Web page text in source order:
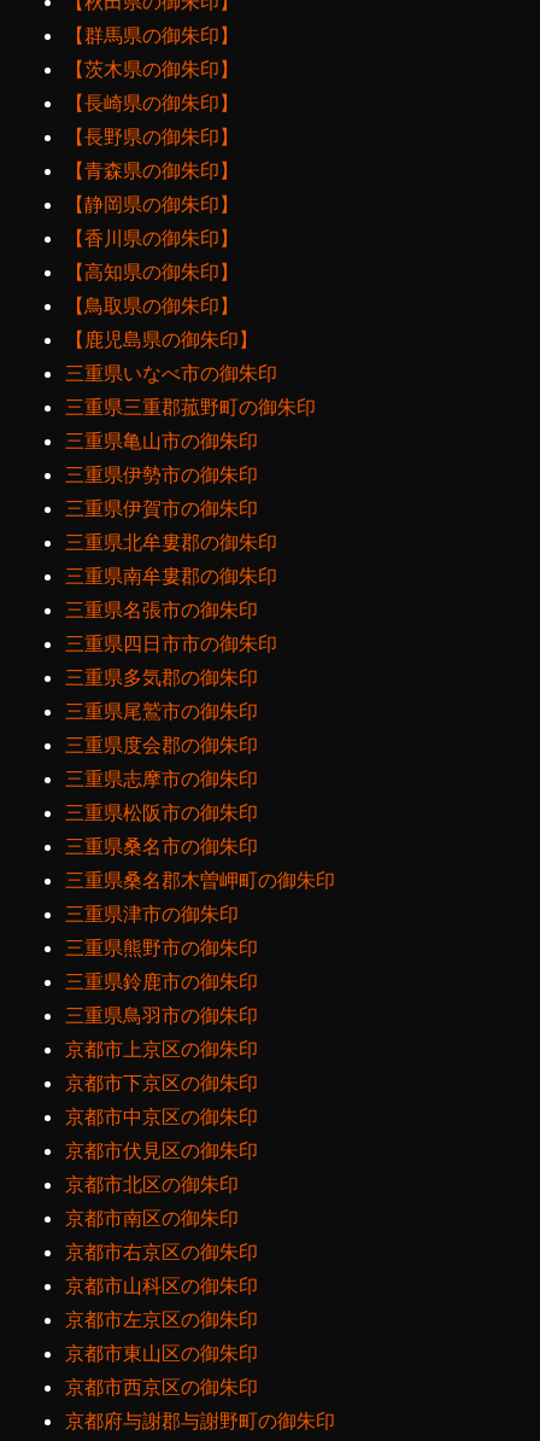
【群馬県の御朱印】
【茨木県の御朱印】
【長崎県の御朱印】
【長野県の御朱印】
【青森県の御朱印】
【静岡県の御朱印】
【香川県の御朱印】
【高知県の御朱印】
【鳥取県の御朱印】
【鹿児島県の御朱印】
三重県いなべ市の御朱印
三重県三重郡菰野町の御朱印
三重県亀山市の御朱印
三重県伊勢市の御朱印
三重県伊賀市の御朱印
三重県北牟婁郡の御朱印
三重県南牟婁郡の御朱印
三重県名張市の御朱印
三重県四日市市の御朱印
三重県多気郡の御朱印
三重県尾鷲市の御朱印
三重県度会郡の御朱印
三重県志摩市の御朱印
三重県松阪市の御朱印
三重県桑名市の御朱印
三重県桑名郡木曽岬町の御朱印
三重県津市の御朱印
三重県熊野市の御朱印
三重県鈴鹿市の御朱印
三重県鳥羽市の御朱印
京都市上京区の御朱印
京都市下京区の御朱印
京都市中京区の御朱印
京都市伏見区の御朱印
京都市北区の御朱印
京都市南区の御朱印
京都市右京区の御朱印
京都市山科区の御朱印
京都市左京区の御朱印
京都市東山区の御朱印
京都市西京区の御朱印
京都府与謝郡与謝野町の御朱印